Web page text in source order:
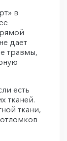
в
дает
травмы,
есть
тканей.
ткани,